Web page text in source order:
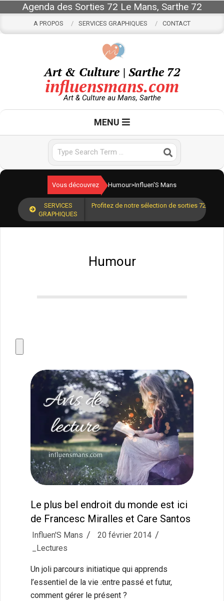
content
Agenda des Sorties 72 Le Mans, Sarthe 72
A PROPOS SERVICES GRAPHIQUES CONTACT
Art & Culture | Sarthe 72
influensmans.com
Art & Culture au Mans, Sarthe
MENU
Vous découvrez Humour>Influen'S Mans
SERVICES
GRAPHIQUES
Profitez de notre sélection de sorties 72 pour
Humour
Le plus bel endroit du monde est ici
de Francesc Miralles et Care Santos
2014-
02-
Influen'S Mans
20 février 2014
_Lectures
Un joli parcours initiatique qui apprends
l’essentiel de la vie :entre passé et futur,
comment gérer le présent ?